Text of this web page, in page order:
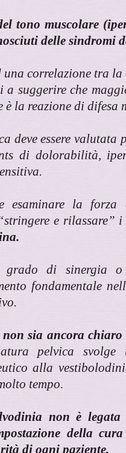
tono muscolare
delle sindromi
una correlazione tra
a suggerire che
la reazione di difesa
deve essere valutata
di dolorabilità,
esaminare la forza
e rilassare”
grado di sinergia o
fondamentale
non sia ancora
pelvica
alla
tempo.
non è
della
di ogni paziente.